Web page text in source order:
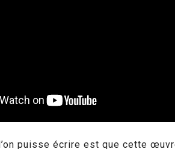
puisse écrire est que cette